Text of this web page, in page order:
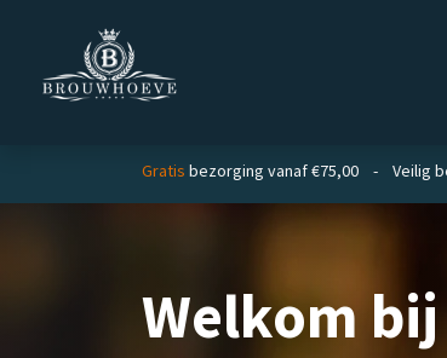
Gratis bezorging vanaf €75,00 - Veilig
Welkom bij